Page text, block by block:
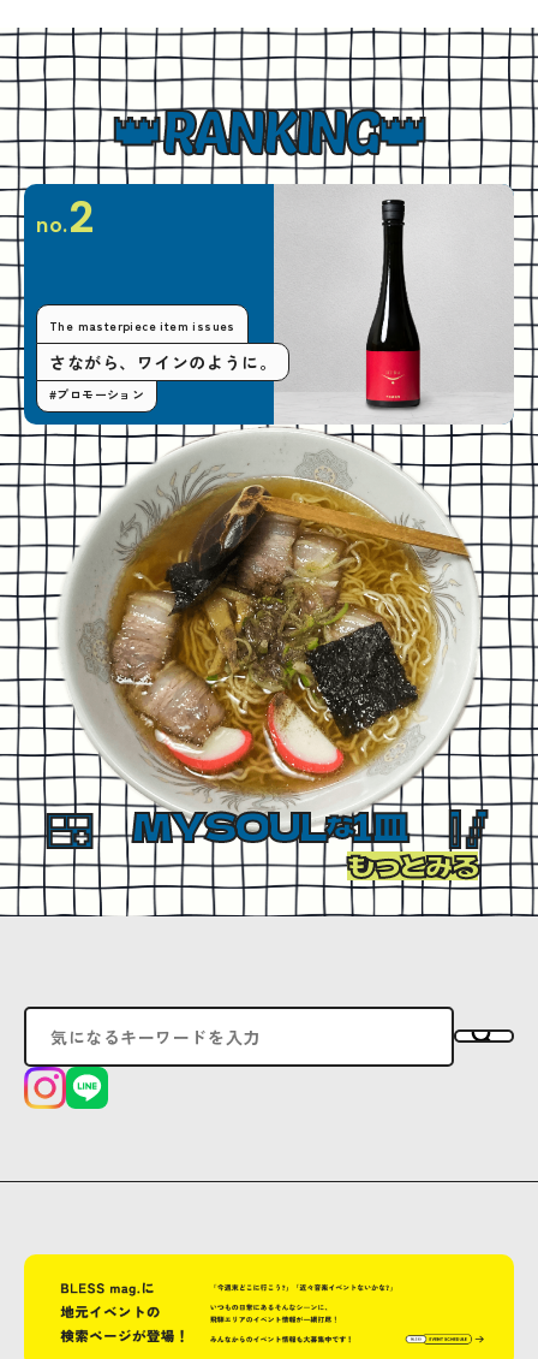
RANKING
no.2
The masterpiece item issues
さながら、ワインのように。
#プロモーション
MYSOULな1皿
もっとみる